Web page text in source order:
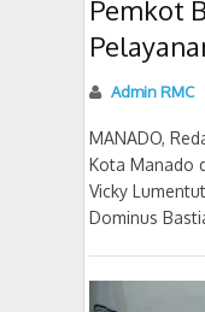
Pemkot
Admin RMC
MANADO,
Kota Manado
Vicky
Dominus